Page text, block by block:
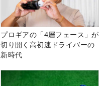
プロギアの「4層フェース」が
切り開く高初速ドライバーの
新時代